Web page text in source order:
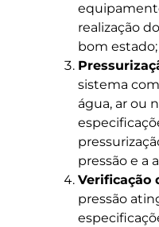
realização
bom estado;
sistema
água, ar ou
pressão e a
Verificação
pressão